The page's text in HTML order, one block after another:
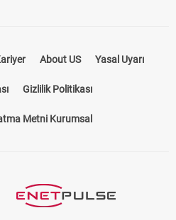
About US Yasal Uyarı
Gizlilik Politikası
Metni Kurumsal